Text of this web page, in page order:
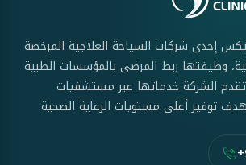
إحدى شركات السياحة العلاجية المرخصة
وظيفتها ربط المرضى بالمؤسسات الطبية
الشركة خدماتها عبر مستشفيات
توفير أعلى مستويات الرعاية الصحية.